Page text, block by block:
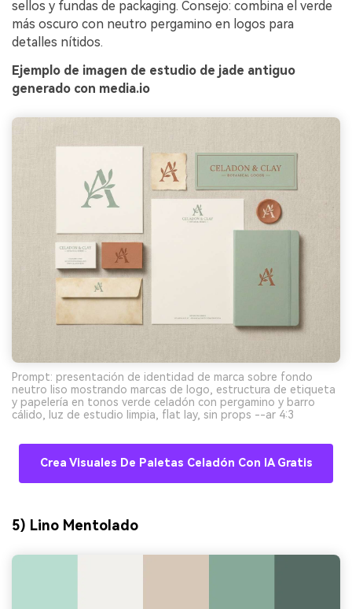
sellos y fundas de packaging. Consejo: combina el verde
más oscuro con neutro pergamino en logos para
detalles nítidos.
Ejemplo de imagen de estudio de jade antiguo
generado con media.io
Prompt: presentación de identidad de marca sobre fondo
neutro liso mostrando marcas de logo, estructura de etiqueta
y papelería en tonos verde celadón con pergamino y barro
cálido, luz de estudio limpia, flat lay, sin props --ar 4:3
Crea Visuales De Paletas Celadón Con IA Gratis
5) Lino Mentolado